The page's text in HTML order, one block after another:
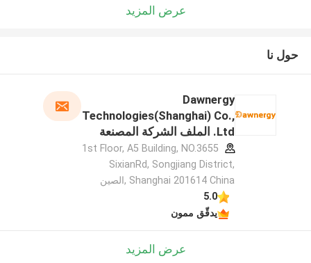
عرض المزيد
حول نا
Dawnergy
Technologies(Shanghai) Co.,
Ltd. الملف الشركة المصنعة
1st Floor, A5 Building, NO.3655
SixianRd, Songjiang District,
Shanghai 201614 China ,الصين
5.0
يدقّق ممون
عرض المزيد